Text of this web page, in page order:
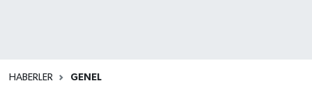
HABERLER GENEL